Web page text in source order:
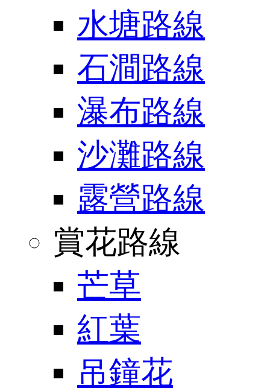
水塘路線
石澗路線
瀑布路線
沙灘路線
露營路線
賞花路線
芒草
紅葉
吊鐘花